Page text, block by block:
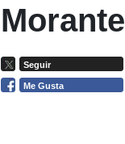
Morante
Seguir
Me Gusta